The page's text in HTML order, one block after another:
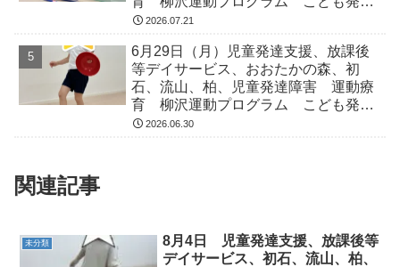
気になる 発達障害 放デイ 自閉
2026.07.21
6月29日（月）児童発達支援、放課後
等デイサービス、おおたかの森、初
石、流山、柏、児童発達障害 運動療
育 柳沢運動プログラム こども発達
気になる 発達障害 放デイ 自閉
2026.06.30
関連記事
未分類
8月4日 児童発達支援、放課後等
デイサービス、初石、流山、柏、